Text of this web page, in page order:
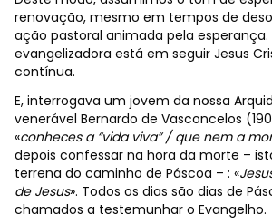
renovação, mesmo em tempos de
ação pastoral animada pela esperança.
evangelizadora está em seguir Jesus
contínua.
E, interrogava um jovem da nossa
venerável Bernardo de Vasconcelos
«conheces a “vida viva” / que nem a
depois confessar na hora da morte –
terrena do caminho de Páscoa – : «
de Jesus». Todos os dias são dias de
chamados a testemunhar o Evangelho.